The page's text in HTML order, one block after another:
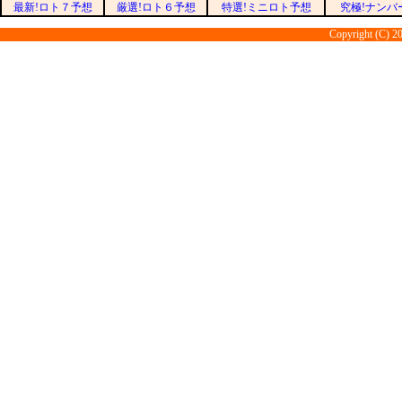
最新!ロト７予想 厳選!ロト６予想 特選!ミニロト予想 究極!ナンバ
Copyright (C)